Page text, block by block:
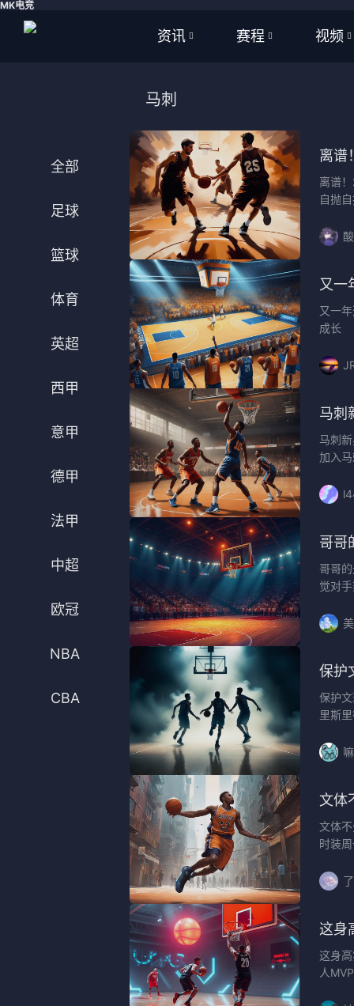
MK电竞
资讯
篮球
体育
英超
西甲
意甲
德甲
法甲
中超
欧冠
NBA
CBA
电竞
赛程
篮球
NBA
CBA
WNBA
英超
西甲
意甲
德甲
法甲
视频
篮球
全部
足球
篮球
体育
英超
西甲
意甲
德甲
法甲
中超
欧冠
NBA
CBA
马刺
离谱
离谱
自抛
又一
又一
成长
马刺
马刺
加入
哥哥
哥哥
觉对
保护
保护
里斯
文体
文体
时装
这身
这身
人